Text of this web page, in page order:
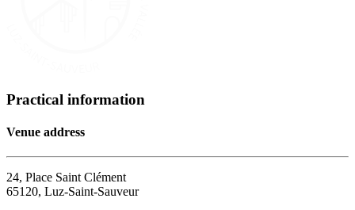
Practical information
Venue address
24, Place Saint Clément
65120, Luz-Saint-Sauveur